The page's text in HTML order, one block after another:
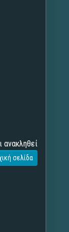
ανακληθεί
σελίδα